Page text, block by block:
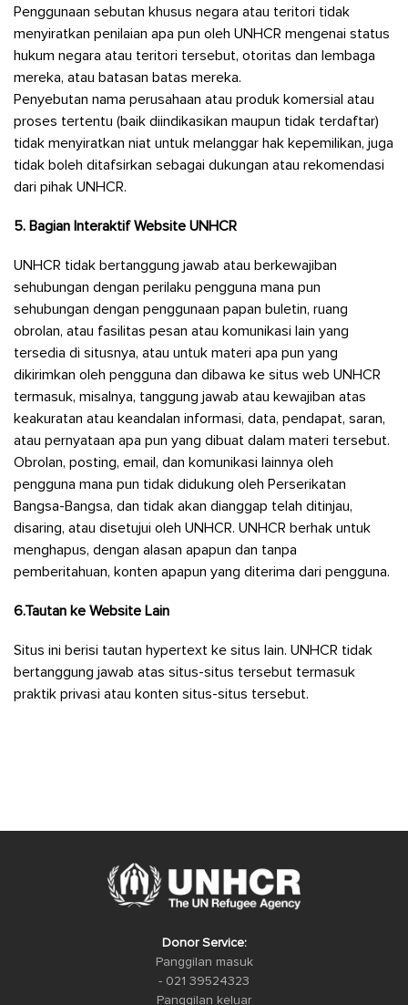
Penggunaan sebutan khusus negara atau teritori tidak
menyiratkan penilaian apa pun oleh UNHCR mengenai status
hukum negara atau teritori tersebut, otoritas dan lembaga
mereka, atau batasan batas mereka.
Penyebutan nama perusahaan atau produk komersial atau
proses tertentu (baik diindikasikan maupun tidak terdaftar)
tidak menyiratkan niat untuk melanggar hak kepemilikan, juga
tidak boleh ditafsirkan sebagai dukungan atau rekomendasi
dari pihak UNHCR.
5. Bagian Interaktif Website UNHCR
UNHCR tidak bertanggung jawab atau berkewajiban
sehubungan dengan perilaku pengguna mana pun
sehubungan dengan penggunaan papan buletin, ruang
obrolan, atau fasilitas pesan atau komunikasi lain yang
tersedia di situsnya, atau untuk materi apa pun yang
dikirimkan oleh pengguna dan dibawa ke situs web UNHCR
termasuk, misalnya, tanggung jawab atau kewajiban atas
keakuratan atau keandalan informasi, data, pendapat, saran,
atau pernyataan apa pun yang dibuat dalam materi tersebut.
Obrolan, posting, email, dan komunikasi lainnya oleh
pengguna mana pun tidak didukung oleh Perserikatan
Bangsa-Bangsa, dan tidak akan dianggap telah ditinjau,
disaring, atau disetujui oleh UNHCR. UNHCR berhak untuk
menghapus, dengan alasan apapun dan tanpa
pemberitahuan, konten apapun yang diterima dari pengguna.
6.Tautan ke Website Lain
Situs ini berisi tautan hypertext ke situs lain. UNHCR tidak
bertanggung jawab atas situs-situs tersebut termasuk
praktik privasi atau konten situs-situs tersebut.
Donor Service:
Panggilan masuk
- 021 39524323
Panggilan keluar